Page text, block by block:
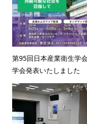
第95回日本産業衛生学
学会発表いたしました